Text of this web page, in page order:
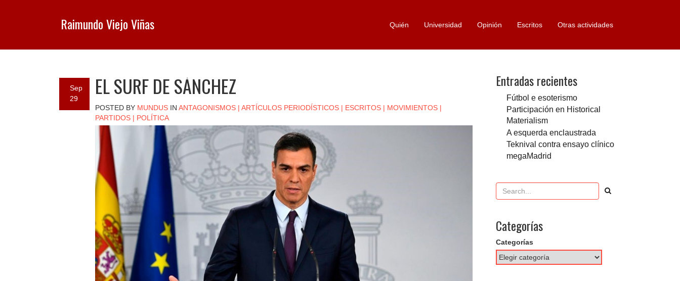
Raimundo Viejo Viñas Quién Universidad Opinión Escritos Otras actividades
Sep
29
EL SURF DE SÁNCHEZ
POSTED BY MUNDUSIN ANTAGONISMOS| ARTÍCULOS PERIODÍSTICOS| ESCRITOS| MOVIMIENTOS|
PARTIDOS| POLÍTICA
Entradas recientes
Fútbol e esoterismo
Participación en Historical
Materialism
A esquerda enclaustrada
Teknival contra ensayo clínico
megaMadrid
Categorías
Categorías